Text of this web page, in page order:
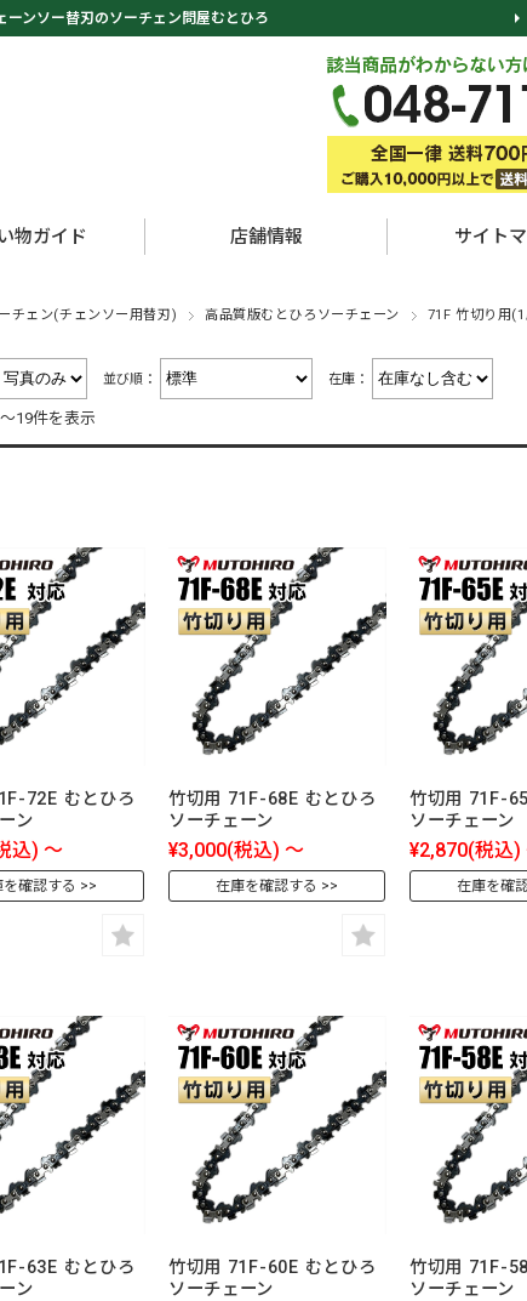
ーンソー替刃のソーチェン問屋むとひろ
物ガイド 店舗情報 サイト
チェン(チェンソー用替刃) 高品質版むとひろソーチェーン 71F 竹切り用
並び順： 在庫：
19件を表示
72E むとひろ
ン
込) ～
を確認する
竹切用 71F-68E むとひろ
ソーチェーン
¥3,000(税込) ～
在庫を確認する
竹切用 71F-
ソーチェーン
¥2,870(税込)
在庫を確
63E むとひろ
ン
竹切用 71F-60E むとひろ
ソーチェーン
竹切用 71F-
ソーチェーン